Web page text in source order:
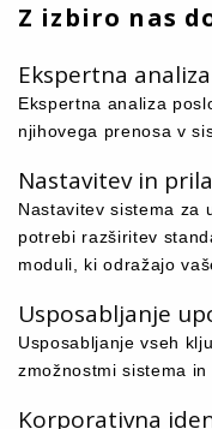
Z izbiro nas
Ekspertna analiza
Ekspertna analiza
njihovega prenosa v
Nastavitev in
Nastavitev sistema za
potrebi razširitev
moduli, ki odražajo
Usposabljanje
Usposabljanje vseh
zmožnostmi sistema
Korporativna